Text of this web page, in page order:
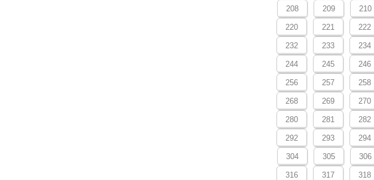
208 209 210
220 221 222
232 233 234
244 245 246
256 257 258
268 269 270
280 281 282
292 293 294
304 305 306
316 317 318